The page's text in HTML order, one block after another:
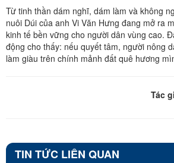
Từ tinh thần dám nghĩ, dám làm và không
nuôi Dúi của anh Vi Văn Hưng đang mở ra
kinh tế bền vững cho người dân vùng cao.
động cho thấy: nếu quyết tâm, người nông
làm giàu trên chính mảnh đất quê hương
Tác
TIN TỨC LIÊN QUAN